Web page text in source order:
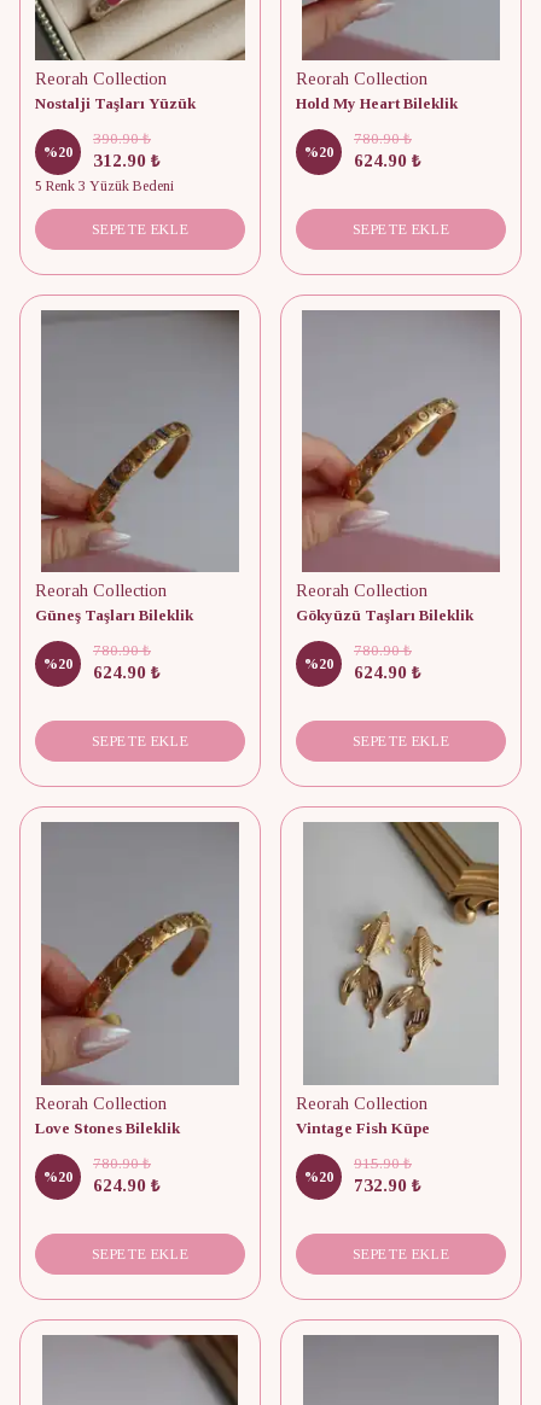
Reorah Collection
Nostalji Taşları Yüzük
%20
390.90 ₺
312.90 ₺
5 Renk 3 Yüzük Bedeni
SEPETE EKLE
Reorah Collection
Hold My Heart Bileklik
%20
780.90 ₺
624.90 ₺
SEPETE EKLE
Reorah Collection
Güneş Taşları Bileklik
%20
780.90 ₺
624.90 ₺
SEPETE EKLE
Reorah Collection
Gökyüzü Taşları Bileklik
%20
780.90 ₺
624.90 ₺
SEPETE EKLE
Reorah Collection
Love Stones Bileklik
%20
780.90 ₺
624.90 ₺
SEPETE EKLE
Reorah Collection
Vintage Fish Küpe
%20
915.90 ₺
732.90 ₺
SEPETE EKLE